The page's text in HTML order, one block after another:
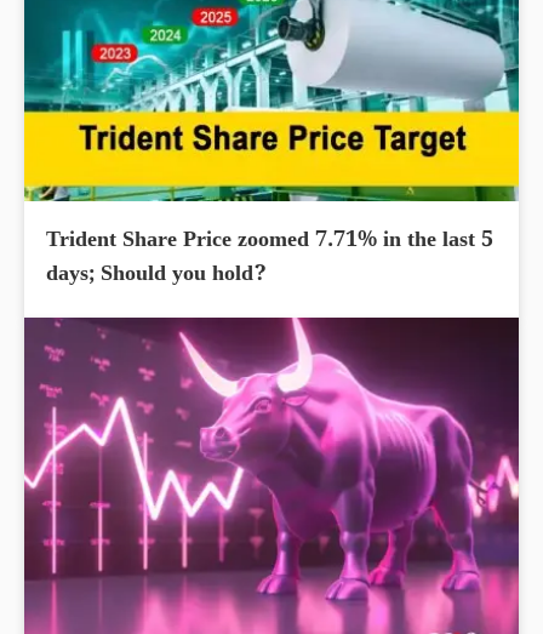
Trident Share Price zoomed 7.71% in the last 5
days; Should you hold?